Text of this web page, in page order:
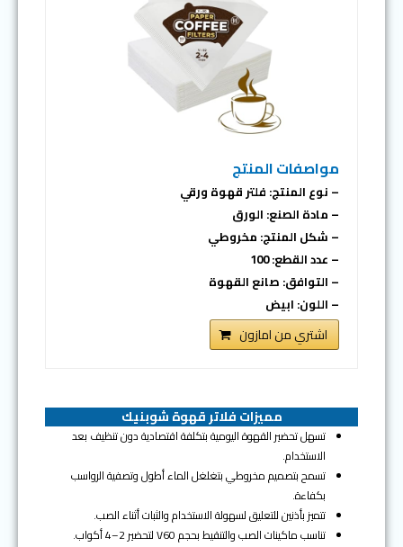
مواصفات المنتج
– نوع المنتج: فلتر قهوة ورقي
– مادة الصنع: الورق
– شكل المنتج: مخروطي
– عدد القطع: 100
– التوافق: صانع القهوة
– اللون: ابيض
اشتري من امازون
مميزات فلاتر قهوة شوبنيك
تسهل تحضير القهوة اليومية بتكلفة اقتصادية دون تنظيف بعد
الاستخدام.
تسمح بتصميم مخروطي بتغلغل الماء أطول وتصفية الرواسب
بكفاءة.
تتميز بأذنين للتعليق لسهولة الاستخدام والثبات أثناء الصب.
تناسب ماكينات الصب والتنقيط بحجم V60 لتحضير 2–4 أكواب.